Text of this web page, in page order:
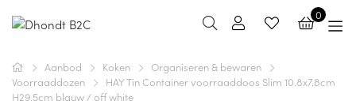
0
Aanbod Koken
Organiseren & bewaren
Voorraaddozen
HAY Tin Container voorraaddoos Slim 10.8x7.8cm
H29.5cm blauw / off white